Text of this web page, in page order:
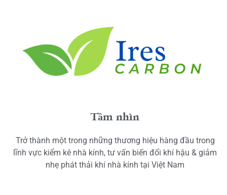
Tầm nhìn
Trở thành một trong những thương hiệu hàng đầu trong
lĩnh vực kiểm kê nhà kính, tư vấn biến đổi khí hậu & giảm
nhẹ phát thải khí nhà kính tại Việt Nam